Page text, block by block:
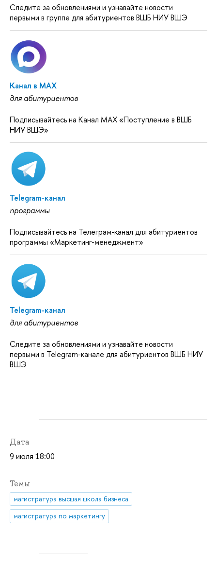
Следите за обновлениями и узнавайте новости
первыми в группе для абитуриентов ВШБ НИУ ВШЭ
Канал в MAX
для абитуриентов
Подписывайтесь на Канал MAX «Поступление в ВШБ
НИУ ВШЭ»
Telegram-канал
программы
Подписывайтесь на Телеграм-канал для абитуриентов
программы «Маркетинг-менеджмент»
Telegram-канал
для абитуриентов
Следите за обновлениями и узнавайте новости
первыми в Telegram-канале для абитуриентов ВШБ НИУ
ВШЭ
Дата
9 июля 18:00
Темы
магистратура высшая школа бизнеса
магистратура по маркетингу